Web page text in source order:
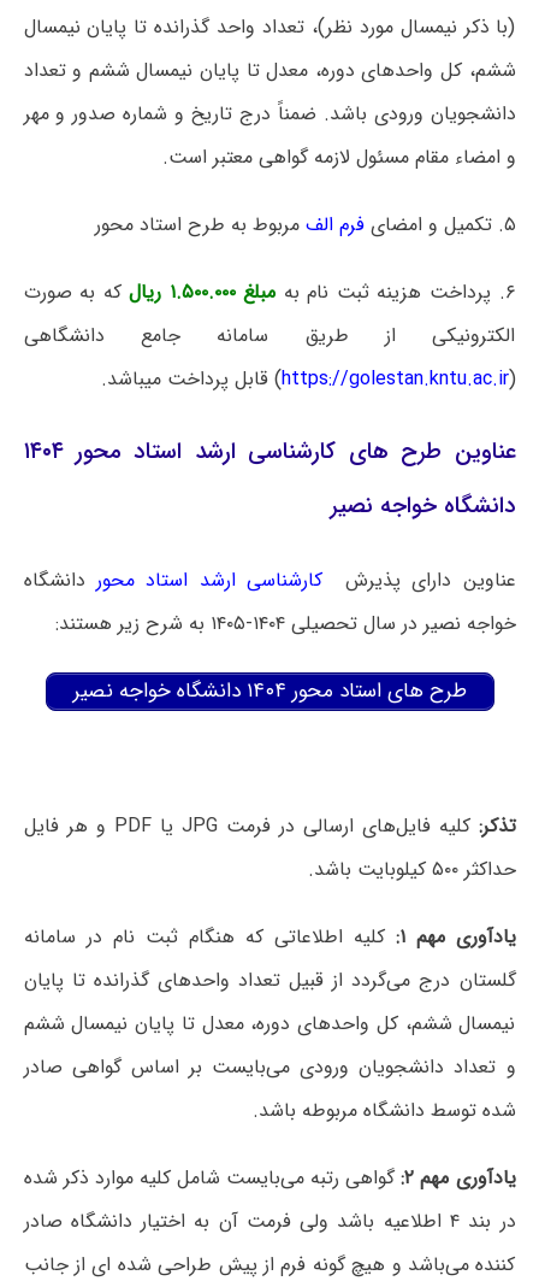
(با ذکر نیمسال مورد نظر)، تعداد واحد گذرانده تا پایان نیمسال
ششم، کل واحدهای دوره، معدل تا پایان نیمسال ششم و تعداد
دانشجویان ورودی باشد. ضمناً درج تاریخ و شماره صدور و مهر
و امضاء مقام مسئول لازمه گواهی معتبر است.
۵. تکمیل و امضایفرم الف مربوط به طرح استاد محور
۶. پرداخت هزینه ثبت نام به مبلغ ۱.۵۰۰.۰۰۰ ریال
که به صورت
الکترونیکی از طریق سامانه جامع دانشگاهی
(
https://golestan.kntu.ac.ir) قابل پرداخت میباشد.
عناوین طرح های کارشناسی ارشد استاد محور ۱۴۰۴
دانشگاه خواجه نصیر
عناوین دارای پذیرش کارشناسی ارشد استاد محور دانشگاه
خواجه نصیر در سال تحصیلی ۱۴۰۴-۱۴۰۵ به شرح زیر هستند:
طرح های استاد محور ۱۴۰۴ دانشگاه خواجه نصیر
تذکر:
کلیه فایل‌های ارسالی در فرمت JPG یا PDF و هر فایل
حداکثر ۵۰۰ کیلوبایت باشد.
یادآوری مهم ۱:
کلیه اطلاعاتی که هنگام ثبت نام در سامانه
گلستان درج می‌گردد از قبیل تعداد واحدهای گذرانده تا پایان
نیمسال ششم، کل واحدهای دوره، معدل تا پایان نیمسال ششم
و تعداد دانشجویان ورودی می‌بایست بر اساس گواهی صادر
شده توسط دانشگاه مربوطه باشد.
یادآوری مهم ۲:
گواهی رتبه می‌بایست شامل کلیه موارد ذکر شده
در بند ۴ اطلاعیه باشد ولی فرمت آن به اختیار دانشگاه صادر
کننده می‌باشد و هیچ گونه فرم از پیش طراحی شده ای از جانب